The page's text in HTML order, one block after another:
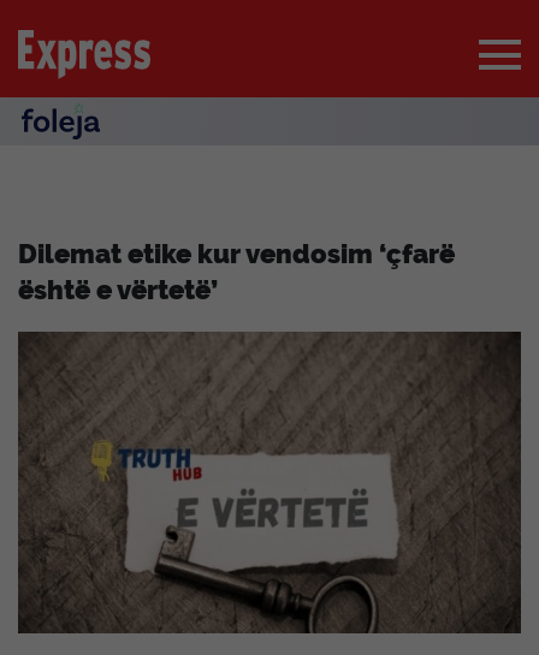
Dilemat etike kur vendosim ‘çfarë
është e vërtetë’